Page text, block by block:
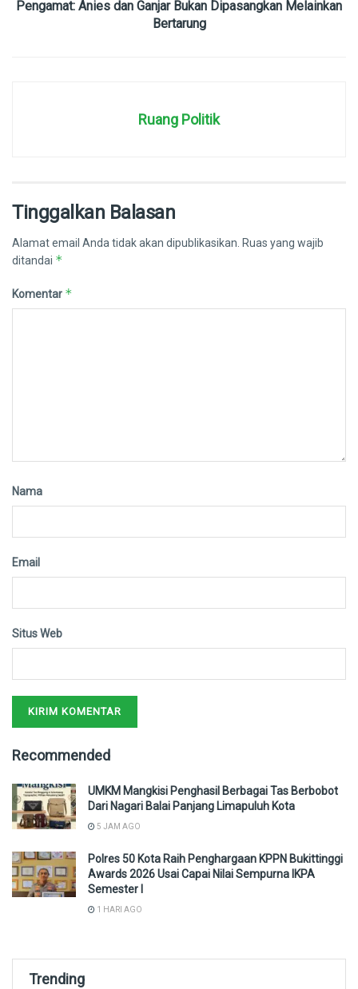
Pengamat: Anies dan Ganjar Bukan Dipasangkan Melainkan
Bertarung
Ruang Politik
Tinggalkan Balasan
Alamat email Anda tidak akan dipublikasikan. Ruas yang wajib
ditandai *
Komentar *
Nama
Email
Situs Web
Recommended
UMKM Mangkisi Penghasil Berbagai Tas Berbobot
Dari Nagari Balai Panjang Limapuluh Kota
5 JAM AGO
Polres 50 Kota Raih Penghargaan KPPN Bukittinggi
Awards 2026 Usai Capai Nilai Sempurna IKPA
Semester I
1 HARI AGO
Trending